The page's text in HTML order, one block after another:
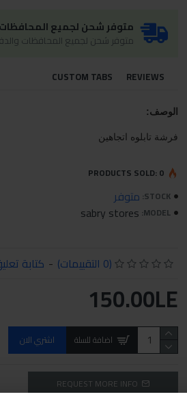
متوفر شحن لجميع المحافظات
متوفر شحن لجميع المحافظات
REVIEWS
CUSTOM TABS
الوصف:
فرشة تابلوه اتجاهين
STOCK: متوفر
MODEL:
sabry stores
PRODUCTS SOLD: 0
(0 التقييمات) - كتابة
150.00LE
اضافة للسلة اشتري الان
REQUEST MORE INFO